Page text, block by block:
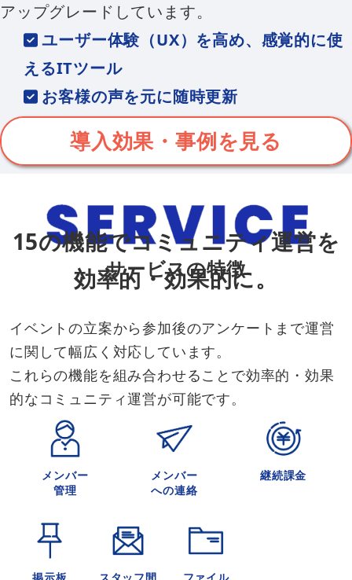
アップグレードしています。
ユーザー体験（UX）を高め、感覚的に使
えるITツール
お客様の声を元に随時更新
新機能も追加しアップグレード
導入効果・事例を見る
サービスの特徴
15の機能でコミュニティ運営を
効率的・効果的に。
イベントの立案から参加後のアンケートまで運営
に関して幅広く対応しています。
これらの機能を組み合わせることで効率的・効果
的なコミュニティ運営が可能です。
メンバー
管理
メンバー
への連絡
継続課金
掲示板 スタッフ間 ファイル